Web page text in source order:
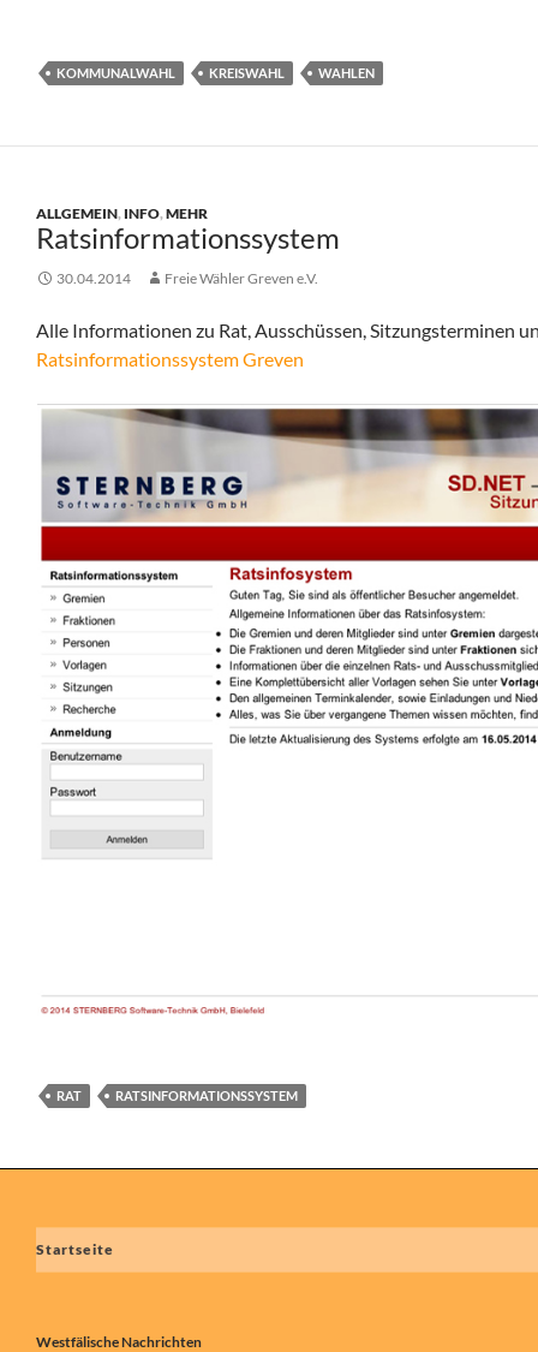
KOMMUNALWAHL KREISWAHL WAHLEN
ALLGEMEIN, INFO,MEHR
Ratsinformationssystem
30.04.2014 Freie Wähler Greven e.V.
Alle Informationen zu Rat, Ausschüssen, Sitzungsterminen
Ratsinformationssystem Greven
RAT RATSINFORMATIONSSYSTEM
Startseite
Westfälische Nachrichten